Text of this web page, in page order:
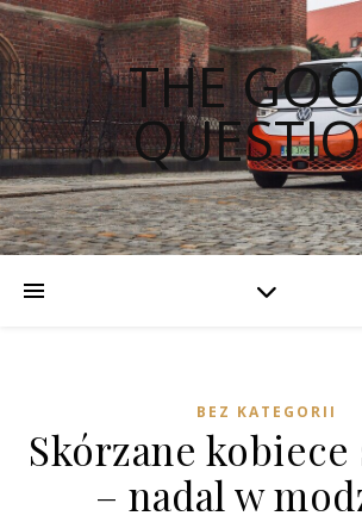
THE
BEZ KATEGORII
Skórzane
– nadal w